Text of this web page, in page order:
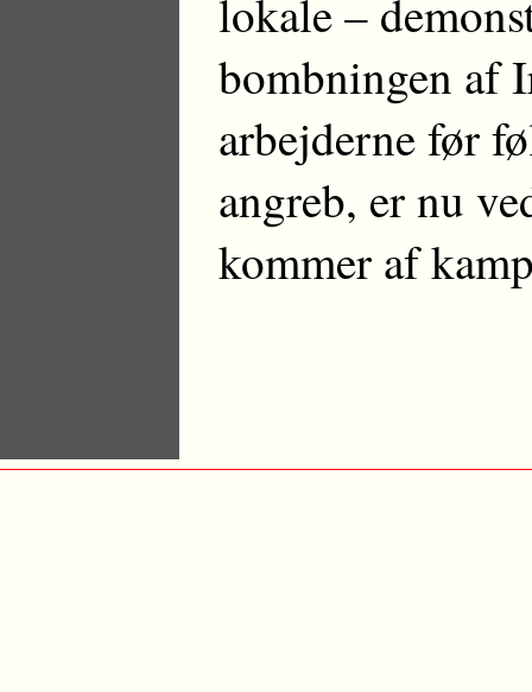
lokale –
bombningen af
arbejderne før
angreb, er nu
kommer af